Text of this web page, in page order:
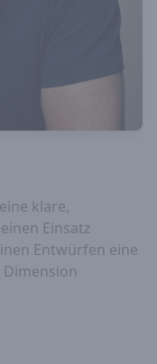
klare,
Einsatz
Entwürfen eine